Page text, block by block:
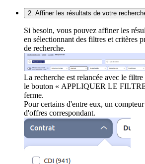
2. Affiner les résultats de votre
Si besoin, vous pouvez affiner les
en sélectionnant des filtres et critères
de recherche.
La recherche est relancée avec le
le bouton « APPLIQUER LE
ferme.
Pour certains d'entre eux, un
d'offres correspondant.